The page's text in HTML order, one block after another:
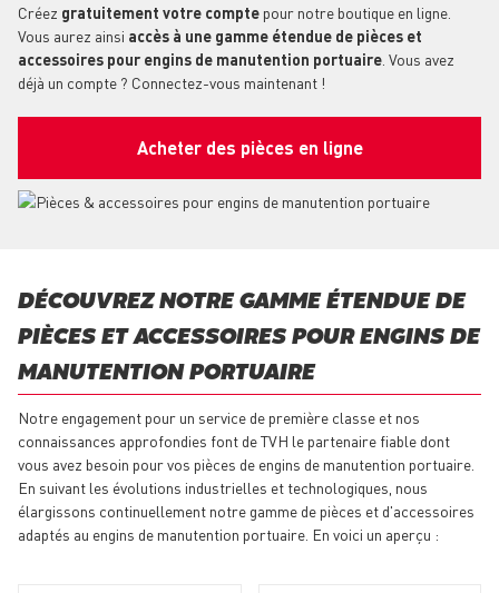
Créez gratuitement votre compte pour notre boutique en ligne.
Vous aurez ainsi accès à une gamme étendue de pièces et
accessoires pour engins de manutention portuaire . Vous avez
déjà un compte ? Connectez-vous maintenant !
Acheter des pièces en ligne
DÉCOUVREZ NOTRE GAMME ÉTENDUE DE
PIÈCES ET ACCESSOIRES POUR ENGINS DE
MANUTENTION PORTUAIRE
Notre engagement pour un service de première classe et nos
connaissances approfondies font de TVH le partenaire fiable dont
vous avez besoin pour vos pièces de engins de manutention portuaire.
En suivant les évolutions industrielles et technologiques, nous
élargissons continuellement notre gamme de pièces et d'accessoires
adaptés au engins de manutention portuaire. En voici un aperçu :